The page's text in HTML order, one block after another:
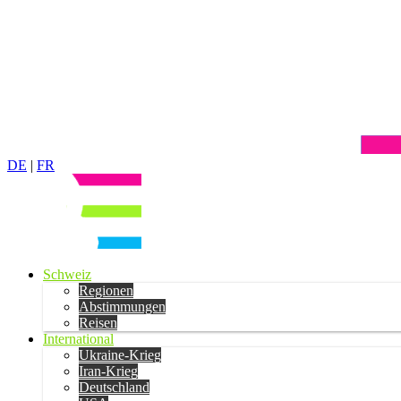
DE | FR
Schweiz
Regionen
Abstimmungen
Reisen
International
Ukraine-Krieg
Iran-Krieg
Deutschland